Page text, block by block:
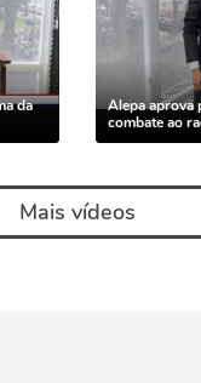
da
Alepa aprova
combate ao
Mais vídeos